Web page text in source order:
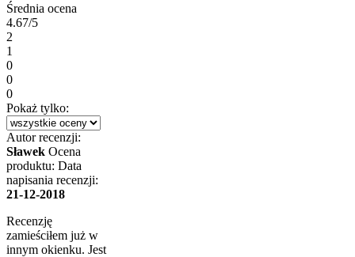
Średnia ocena
4.67/5
2
1
0
0
0
Pokaż tylko:
Autor recenzji:
Sławek Ocena
produktu: Data
napisania recenzji:
21-12-2018
Recenzję
zamieściłem już w
innym okienku. Jest